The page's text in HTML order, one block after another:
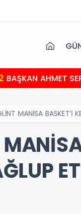
BAŞKAN AHMET
MANİSA BASKET’İ